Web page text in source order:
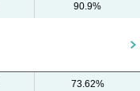
90.9%
73.62%